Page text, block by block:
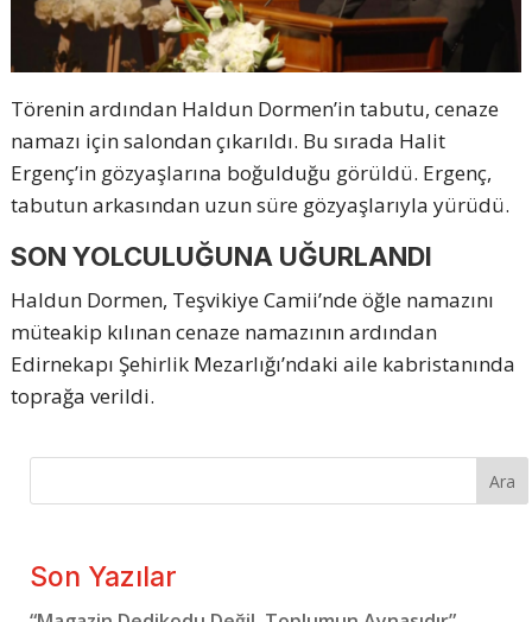
Törenin ardından Haldun Dormen’in tabutu, cenaze
namazı için salondan çıkarıldı. Bu sırada Halit
Ergenç’in gözyaşlarına boğulduğu görüldü. Ergenç,
tabutun arkasından uzun süre gözyaşlarıyla yürüdü.
SON YOLCULUĞUNA UĞURLANDI
Haldun Dormen, Teşvikiye Camii’nde öğle namazını
müteakip kılınan cenaze namazının ardından
Edirnekapı Şehirlik Mezarlığı’ndaki aile kabristanında
toprağa verildi.
Ara
Son Yazılar